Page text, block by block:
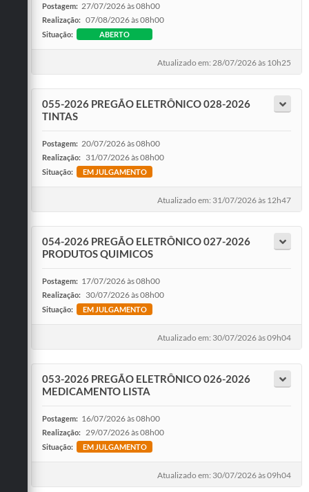
Postagem: 27/07/2026 às 08h00
Realização: 07/08/2026 às 08h00
Situação: ABERTO
Atualizado em: 28/07/2026 às 10h25
055-2026 PREGÃO ELETRÔNICO 028-2026
TINTAS
Postagem: 20/07/2026 às 08h00
Realização: 31/07/2026 às 08h00
Situação: EM JULGAMENTO
Atualizado em: 31/07/2026 às 12h47
054-2026 PREGÃO ELETRÔNICO 027-2026
PRODUTOS QUIMICOS
Postagem: 17/07/2026 às 08h00
Realização: 30/07/2026 às 08h00
Situação: EM JULGAMENTO
Atualizado em: 30/07/2026 às 09h04
053-2026 PREGÃO ELETRÔNICO 026-2026
MEDICAMENTO LISTA
Postagem: 16/07/2026 às 08h00
Realização: 29/07/2026 às 08h00
Situação: EM JULGAMENTO
Atualizado em: 30/07/2026 às 09h04